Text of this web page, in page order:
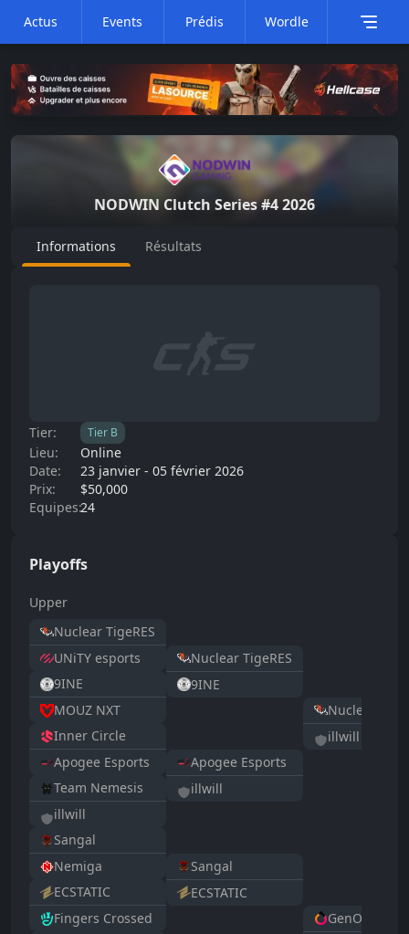
Actus Events Prédis Wordle
NODWIN Clutch Series #42026
Informations Résultats
Tier: Tier B
Lieu:
Online
Date:
23 janvier - 05 février 2026
Prix:
$50,000
Equipes:24
Playoffs
Upper
Nuclear
illwill
GenOne
Nuclear TigeRES
9INE
Apogee Esports
illwill
Sangal
ECSTATIC
Nuclear TigeRES
UNiTY esports
9INE
MOUZ NXT
Inner Circle
Apogee Esports
Team Nemesis
illwill
Sangal
Nemiga
ECSTATIC
Fingers Crossed